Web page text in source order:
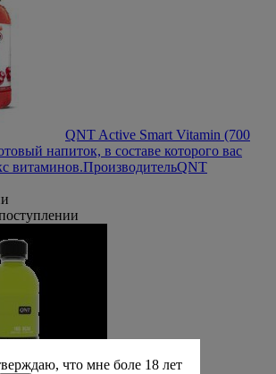
QNT Active Smart Vitamin (700
напиток, в составе которого вас
витаминов.ПроизводительQNT
что мне боле 18 лет